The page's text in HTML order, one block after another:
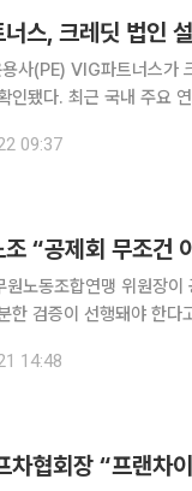
스, 크레딧 법인
사(PE) VIG파트너스가
인됐다. 최근 국내 주요
며 VIG파트너스는 이달
09:37
조 “공제회 무조건
원노동조합연맹 위원장
행돼야 한다고 밝혔다. 신 위원장은 21일 논평을 통
”이라며 “공제회 자산은
14:48